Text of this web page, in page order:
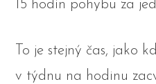
15 hodin pohybu za
To je stejný čas, jako
v týdnu na hodinu